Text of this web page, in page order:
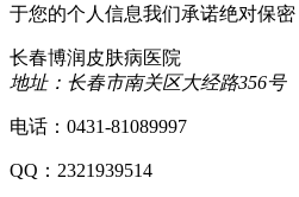
于您的个人信息我们承诺绝对保密
长春博润皮肤病医院
地址：长春市南关区大经路356号
电话：0431-81089997
QQ：2321939514